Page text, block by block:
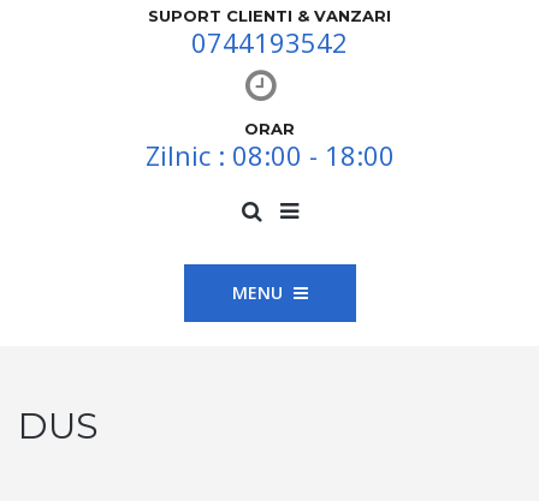
SUPORT CLIENTI & VANZARI
0744193542
ORAR
Zilnic : 08:00 - 18:00
MENU
DUS